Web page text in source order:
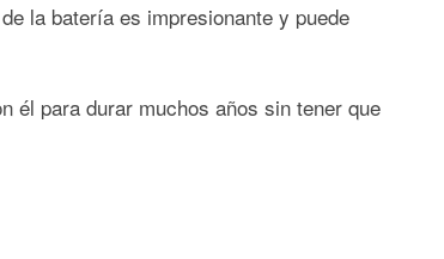
la batería es impresionante y puede
él para durar muchos años sin tener que